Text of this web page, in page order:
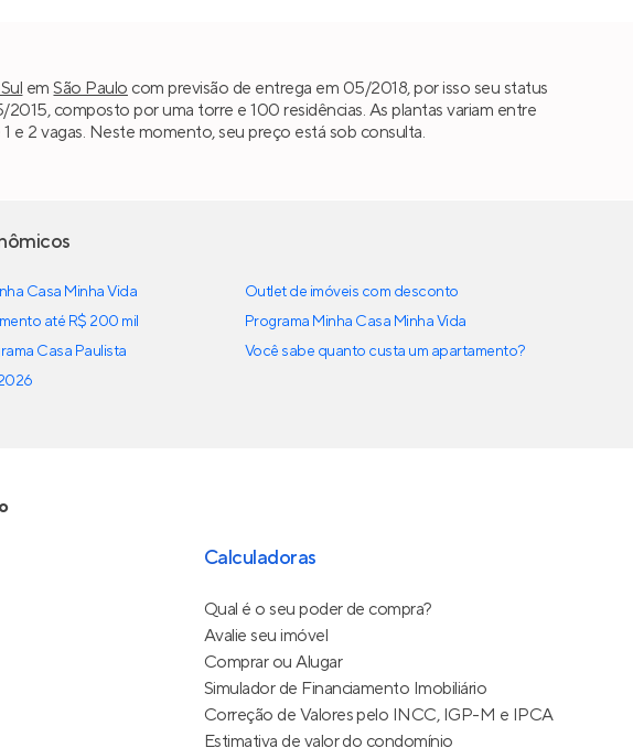
emSão Paulo com previsão de entrega em 05/2018, por isso seu status
composto por uma torre e 100 residências. As plantas variam entre
1 e 2 vagas. Neste momento, seu preço está sob consulta.
Casa Minha Vida
até R$ 200 mil
Casa Paulista
Outlet de imóveis com desconto
Programa Minha Casa Minha Vida
Você sabe quanto custa um apartamento?
Calculadoras
Qual é o seu poder de compra?
Avalie seu imóvel
Comprar ou Alugar
Simulador de Financiamento Imobiliário
Correção de Valores pelo INCC, IGP-M e IPCA
Estimativa de valor do condomínio